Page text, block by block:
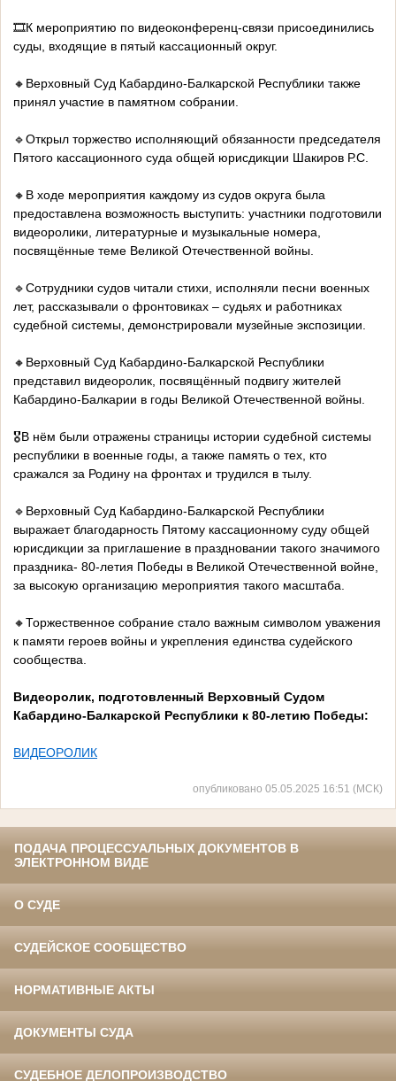
🎞️К мероприятию по видеоконференц-связи присоединились
суды, входящие в пятый кассационный округ.
🔸Верховный Суд Кабардино-Балкарской Республики также
принял участие в памятном собрании.
🔹Открыл торжество исполняющий обязанности председателя
Пятого кассационного суда общей юрисдикции Шакиров Р.С.
🔸В ходе мероприятия каждому из судов округа была
предоставлена возможность выступить: участники подготовили
видеоролики, литературные и музыкальные номера,
посвящённые теме Великой Отечественной войны.
🔹Сотрудники судов читали стихи, исполняли песни военных
лет, рассказывали о фронтовиках – судьях и работниках
судебной системы, демонстрировали музейные экспозиции.
🔸Верховный Суд Кабардино-Балкарской Республики
представил видеоролик, посвящённый подвигу жителей
Кабардино-Балкарии в годы Великой Отечественной войны.
🎖️В нём были отражены страницы истории судебной системы
республики в военные годы, а также память о тех, кто
сражался за Родину на фронтах и трудился в тылу.
🔹Верховный Суд Кабардино-Балкарской Республики
выражает благодарность Пятому кассационному суду общей
юрисдикции за приглашение в праздновании такого значимого
праздника- 80-летия Победы в Великой Отечественной войне,
за высокую организацию мероприятия такого масштаба.
🔸Торжественное собрание стало важным символом уважения
к памяти героев войны и укрепления единства судейского
сообщества.
Видеоролик, подготовленный Верховный Судом
Кабардино-Балкарской Республики к 80-летию Победы:
ВИДЕОРОЛИК
опубликовано 05.05.2025 16:51 (МСК)
ПОДАЧА ПРОЦЕССУАЛЬНЫХ ДОКУМЕНТОВ В
ЭЛЕКТРОННОМ ВИДЕ
О СУДЕ
СУДЕЙСКОЕ СООБЩЕСТВО
НОРМАТИВНЫЕ АКТЫ
ДОКУМЕНТЫ СУДА
СУДЕБНОЕ ДЕЛОПРОИЗВОДСТВО